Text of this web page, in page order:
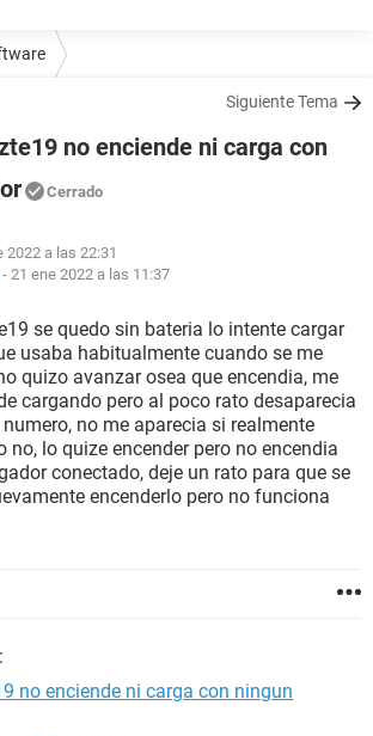
Siguiente Tema
no enciende ni carga con
Cerrado
2022 a las 22:31
- 21 ene 2022 a las 11:37
se quedo sin bateria lo intente cargar
usaba habitualmente cuando se me
quizo avanzar osea que encendia, me
cargando pero al poco rato desaparecia
no me aparecia si realmente
no, lo quize encender pero no encendia
conectado, deje un rato para que se
encenderlo pero no funciona
no enciende ni carga con ningun